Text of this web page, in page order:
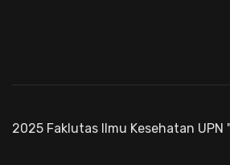
2025 Faklutas Ilmu Kesehatan